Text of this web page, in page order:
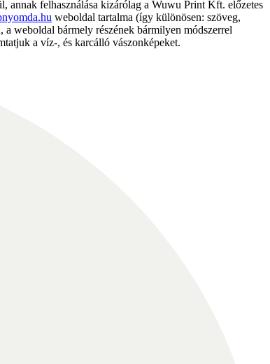
annak felhasználása kizárólag a Wuwu Print Kft. előzetes
weboldal tartalma (így különösen: szöveg,
weboldal bármely részének bármilyen módszerrel
a víz-, és karcálló vászonképeket.